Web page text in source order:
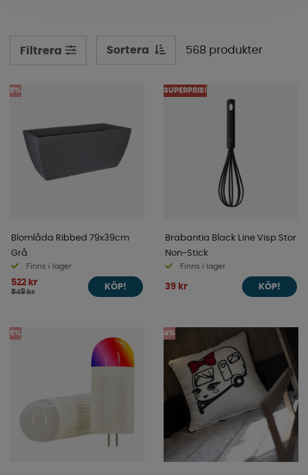
Filtrera Sortera 568 produkter
5%
Blomlåda Ribbed 79x39cm
Grå
Finns i lager
522 kr
549 kr
KÖP!
SUPERPRIS!
Brabantia Black Line Visp Stor
Non-Stick
Finns i lager
39 kr KÖP!
5% 4%